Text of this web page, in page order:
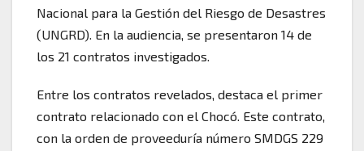
Nacional para la Gestión del Riesgo de Desastres
(UNGRD). En la audiencia, se presentaron 14 de
los 21 contratos investigados.
Entre los contratos revelados, destaca el primer
contrato relacionado con el Chocó. Este contrato,
con la orden de proveeduría número SMDGS 229